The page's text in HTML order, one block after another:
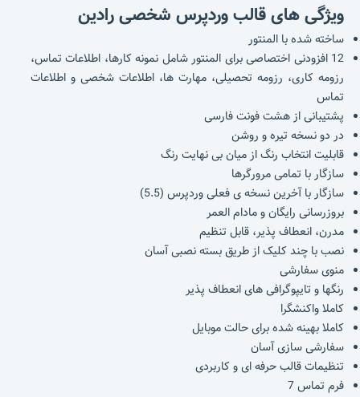
ویژگی های قالب وردپرس شخصی رادین
ساخته شده با المنتور
12 افزودنی اختصاصی برای المنتور شامل نمونه کارها، اطلاعات تماس،
رزومه کاری، رزومه تحصیلی، مهارت ها، اطلاعات شخصی و اطلاعات
تماس
پشتیبانی از هشت فونت فارسی
در دو نسخه تیره و روشن
قابلیت انتخاب رنگ از میان بی نهایت رنگ
سازگار با تمامی مرورگرها
سازگار با آخرین نسخه ی فعلی وردپرس (5.5)
بروزرسانی رایگان و مادام العمر
مدرن، انعطاف پذیر، قابل تنظیم
نصب با چند کلیک از طریق بسته نصبی آسان
منوی سفارشی
رنگها و تایپوگرافی های انعطاف پذیر
کاملا واکنشگرا
کاملا بهینه شده برای حالت موبایل
سفارشی سازی آسان
تنظیمات قالب حرفه ای و کاربردی
فرم تماس 7